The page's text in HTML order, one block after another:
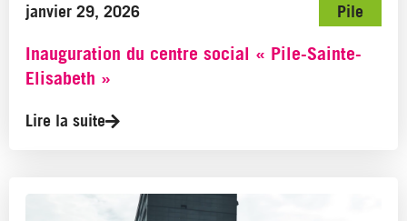
janvier 29, 2026 Pile
Inauguration du centre social « Pile-Sainte-
Elisabeth »
Lire la suite